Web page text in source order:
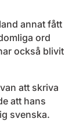
annat fått
ord
också blivit
att skriva
att hans
svenska.